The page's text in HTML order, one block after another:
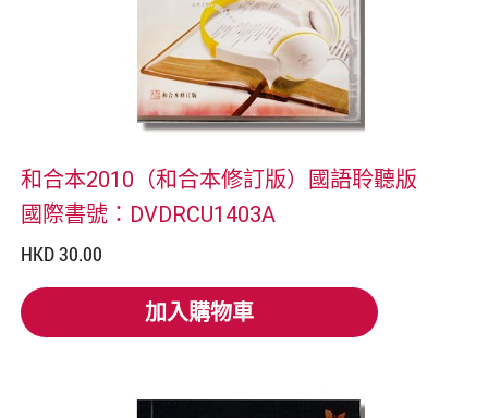
和合本2010（和合本修訂版）國語聆聽版
國際書號：DVDRCU1403A
HKD 30.00
加入購物車
加入購物車